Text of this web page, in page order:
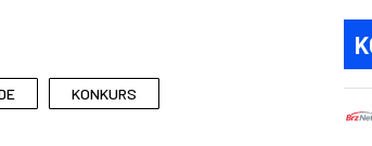
KONKURS